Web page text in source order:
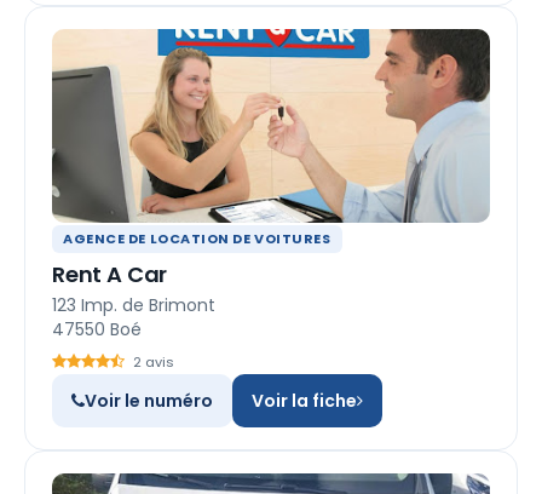
AGENCE DE LOCATION DE VOITURES
Rent A Car
123 Imp. de Brimont
47550 Boé
2 avis
Voir le numéro Voir la fiche